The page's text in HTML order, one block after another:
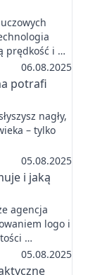
prędkość i …
06.08.2025
potrafi
nagły,
– tylko
05.08.2025
i jaką
agencja
logo i
…
05.08.2025